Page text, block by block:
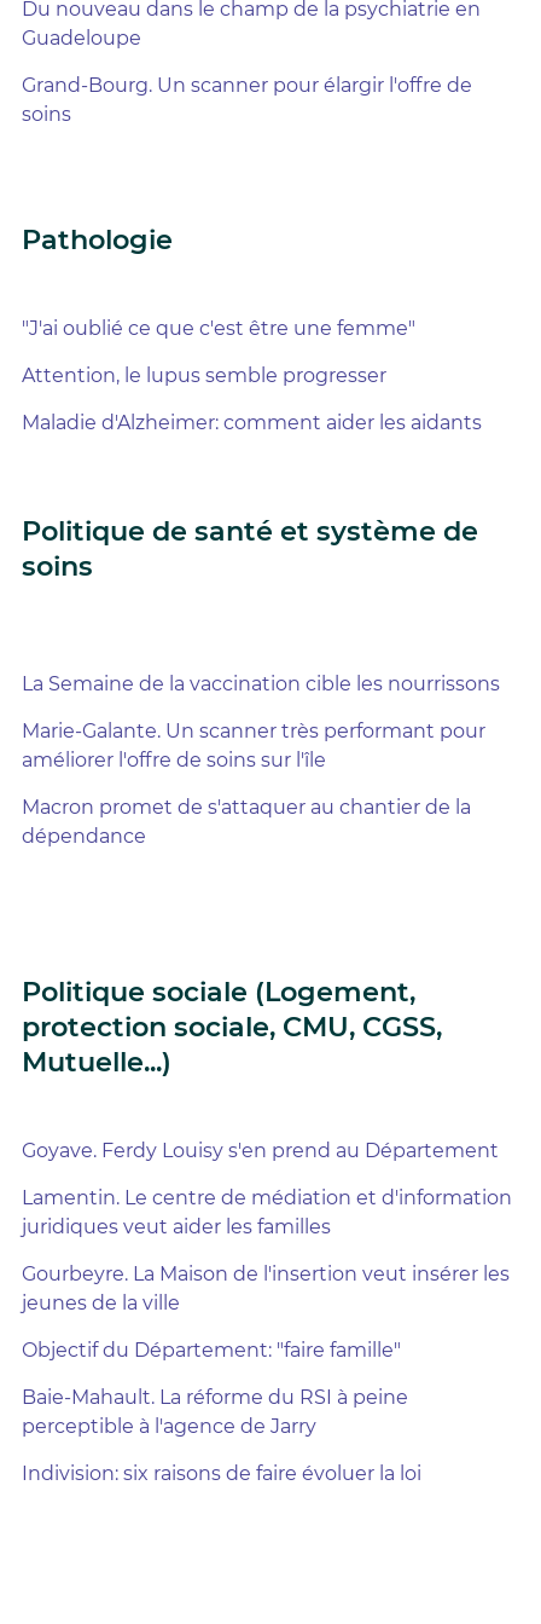
Du nouveau dans le champ de la psychiatrie en
Guadeloupe
Grand-Bourg. Un scanner pour élargir l'offre de
soins
Pathologie
"J'ai oublié ce que c'est être une femme"
Attention, le lupus semble progresser
Maladie d'Alzheimer: comment aider les aidants
Politique de santé et système de
soins
La Semaine de la vaccination cible les nourrissons
Marie-Galante. Un scanner très performant pour
améliorer l'offre de soins sur l'île
Macron promet de s'attaquer au chantier de la
dépendance
Politique sociale (Logement,
protection sociale, CMU, CGSS,
Mutuelle...)
Goyave. Ferdy Louisy s'en prend au Département
Lamentin. Le centre de médiation et d'information
juridiques veut aider les familles
Gourbeyre. La Maison de l'insertion veut insérer les
jeunes de la ville
Objectif du Département: "faire famille"
Baie-Mahault. La réforme du RSI à peine
perceptible à l'agence de Jarry
Indivision: six raisons de faire évoluer la loi